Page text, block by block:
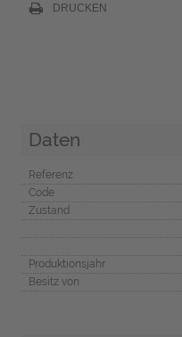
DRUCKEN
Daten
Referenz
Code
Zustand
Produktionsjahr
Besitz von